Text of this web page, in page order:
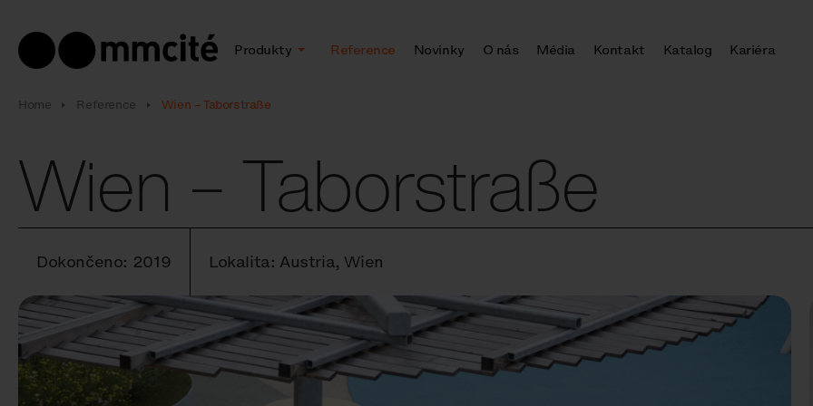
Produkty Reference Novinky O nás Média Kontakt Katalog Kariéra
Home Reference Wien – Taborstraße
Wien – Taborstraße
Dokončeno: 2019 Lokalita: Austria, Wien